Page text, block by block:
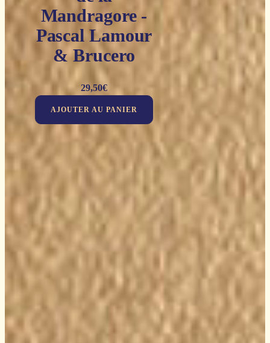
Mandragore -
Pascal Lamour
& Brucero
29,50€
AJOUTER AU PANIER